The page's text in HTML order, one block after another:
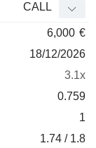
CALL
6,000 €
18/12/2026
3.1x
0.759
1
1.74 / 1.8